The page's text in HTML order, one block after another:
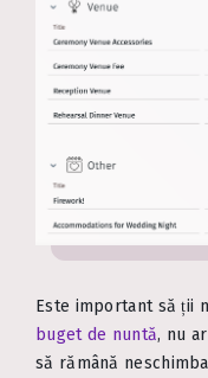
Este important să ții
buget de nuntă, nu
să rămână